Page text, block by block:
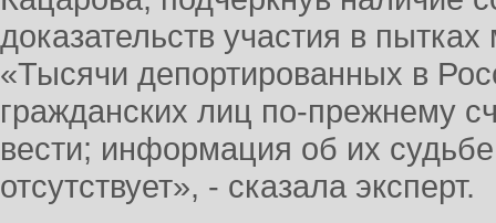
доказательств участия в
«Тысячи депортированных в
гражданских лиц по-прежнему
вести; информация об их
отсутствует», - сказала эксперт.